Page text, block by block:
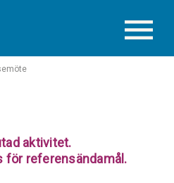
aktivitet.
för referensändamål.